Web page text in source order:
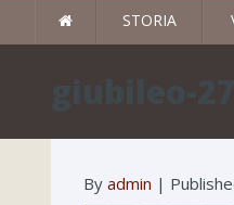
STORIA
By admin |